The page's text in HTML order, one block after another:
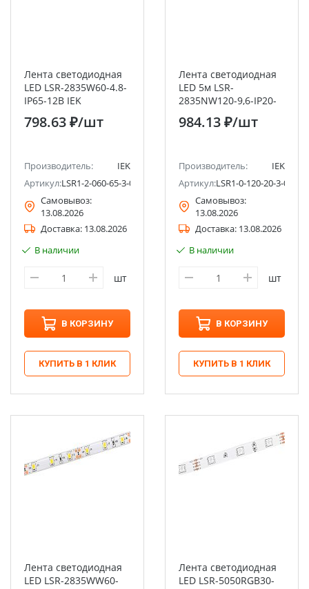
Лента светодиодная
LED LSR-2835W60-4.8-
IP65-12В IEK
798.63 ₽/шт
Производитель:
IEK
Артикул:LSR1-2-060-65-3-05
Самовывоз:
13.08.2026
Доставка: 13.08.2026
В наличии
шт
В КОРЗИНУ
КУПИТЬ В 1 КЛИК
Лента светодиодная
LED 5м LSR-
2835NW120-9,6-IP20-
984.13 ₽/шт
Производитель:
IEK
Артикул:LSR1-0-120-20-3-05
Самовывоз:
13.08.2026
Доставка: 13.08.2026
В наличии
шт
В КОРЗИНУ
КУПИТЬ В 1 КЛИК
Лента светодиодная
LED LSR-2835WW60-
Лента светодиодная
LED LSR-5050RGB30-